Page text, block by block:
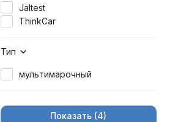
Jaltest
ThinkCar
Тип
мультимарочный
Показать